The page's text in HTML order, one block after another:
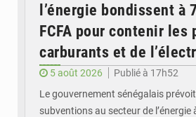
l’énergie bondissent à
FCFA pour contenir les
carburants et de
5 août 2026
Publié à 17h52
Le gouvernement sénégalais
subventions au secteur de l’énergie